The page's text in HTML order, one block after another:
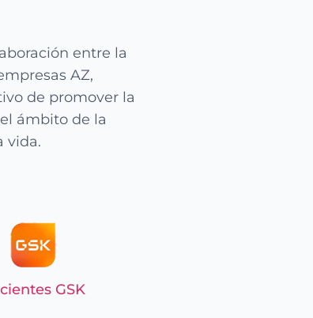
entre la
AZ,
de promover la
ámbito de la
vida.
GSK